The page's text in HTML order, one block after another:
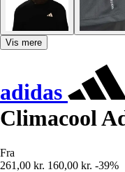
Vis mere
adidas
Climacool
Fra
261,00 kr. 160,00 kr. -39%